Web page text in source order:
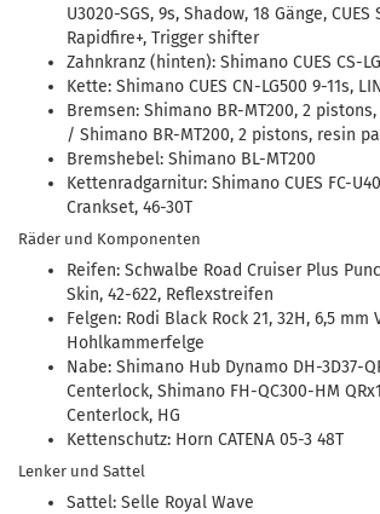
U3020-SGS, 9s, Shadow, 18 Gänge, CUES
Rapidfire+, Trigger shifter
Zahnkranz (hinten): Shimano CUES CS-
Kette: Shimano CUES CN-LG500 9-11s,
Bremsen: Shimano BR-MT200, 2
/ Shimano BR-MT200, 2 pistons, resin
Bremshebel: Shimano BL-MT200
Kettenradgarnitur: Shimano CUES FC-
Crankset, 46-30T
Räder und Komponenten
Reifen: Schwalbe Road Cruiser Plus
Skin, 42-622, Reflexstreifen
Felgen: Rodi Black Rock 21, 32H, 6,5 mm
Hohlkammerfelge
Nabe: Shimano Hub Dynamo DH-3D37-
Centerlock, Shimano FH-QC300-HM
Centerlock, HG
Kettenschutz: Horn CATENA 05-3 48T
Lenker und Sattel
Sattel: Selle Royal Wave